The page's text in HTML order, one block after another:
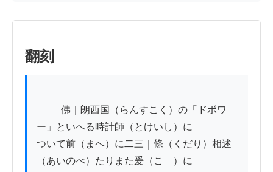
翻刻
ー」といへる時計師（とけいし）に
ついて前（まへ）に二三｜條（くだり）相述
（あいのべ）たりまた爰（こゝ）に